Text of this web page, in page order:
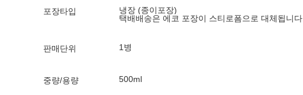
포장타입
냉장 (종이포장)
택배배송은 에코 포장이 스티로폼으로 대체됩니다.
판매단위 1병
중량/용량 500ml